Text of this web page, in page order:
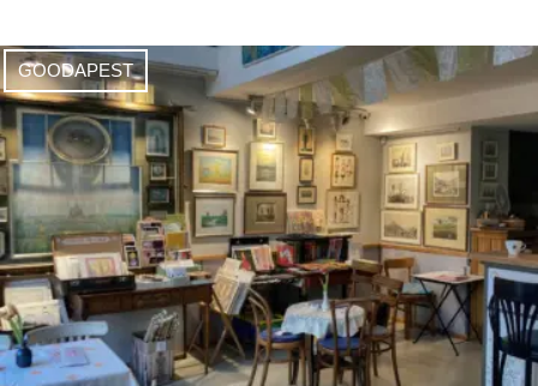
GOODAPEST